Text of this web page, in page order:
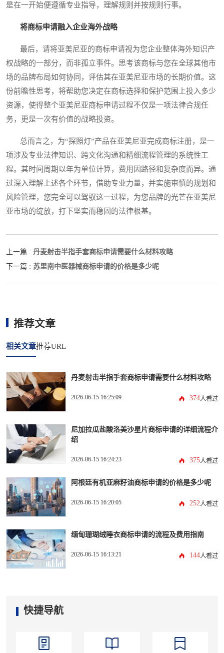
是在一开始便遵循专业指导，理解规则并按规则行事。
将商标申请融入企业海外战略
最后，请将亚美尼亚的商标申请视为您企业整体海外知识产
权战略的一部分，而非孤立事件。思考该商标与您在全球其他市
场的品牌布局如何协同，评估其在亚美尼亚市场的长期价值。这
份前瞻性思考，将帮助您决定在商标选择和保护范围上投入多少
资源，使得整个亚美尼亚商标申请过程不仅是一项法律合规任
务，更是一次有价值的战略投资。
总而言之，为“探照灯”产品在亚美尼亚完成商标注册，是一
项涉及专业法律知识、跨文化沟通和精细流程管理的系统性工
程。其时间周期以年为单位计算，费用因路径和复杂度而异。通
过深入理解上述各个环节，借助专业力量，并实施审慎的规划和
风险管理，您完全可以驾驭这一过程，为您品牌的光芒在亚美尼
亚市场的绽放，打下坚实而稳固的法律根基。
上一篇 : 丹麦射击半指手套商标申请需要什么材料攻略
下一篇 : 苏里南中医器械商标申请的价格是多少呢
推荐文章
相关文章推荐URL
丹麦射击半指手套商标申请需要什么材料攻略
2026-06-15 16:25:09 374人看过
尼加拉瓜盐酸洛美沙星片商标申请的详细流程介
绍
2026-06-15 16:24:23 375人看过
阿根廷有机亚麻籽油商标申请的价格是多少呢
2026-06-15 16:20:05 252人看过
缅甸珊瑚绒睡衣商标申请的流程及费用指南
2026-06-15 16:13:21 144人看过
快捷导航